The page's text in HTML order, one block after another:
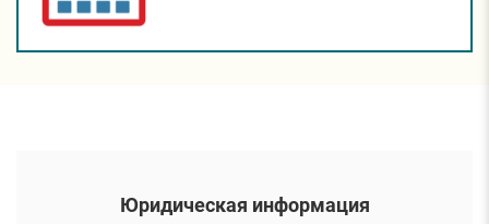
Юридическая информация